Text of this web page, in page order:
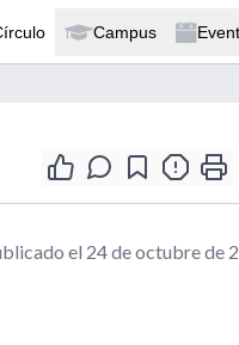
Campus
el 24 de octubre de